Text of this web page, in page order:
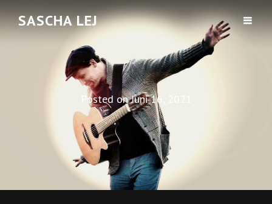
SASCHA LEJ
Posted onJuni 16, 2021